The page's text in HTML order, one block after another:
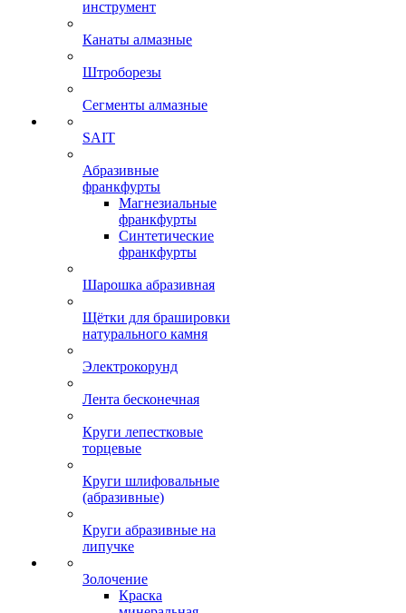
инструмент
Канаты алмазные
Штроборезы
Сегменты алмазные
SAIT
Абразивные
франкфурты
Магнезиальные
франкфурты
Синтетические
франкфурты
Шарошка абразивная
Щётки для брашировки
натурального камня
Электрокорунд
Лента бесконечная
Круги лепестковые
торцевые
Круги шлифовальные
(абразивные)
Круги абразивные на
липучке
Золочение
Краска